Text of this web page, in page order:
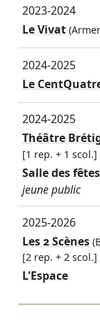
2023-2024
Le Vivat
2024-2025
Le
2024-2025
Théâtre
[1 rep. + 1 scol.]
Salle des
jeune public
2025-2026
Les 2 Scènes
[2 rep. + 2 scol.]
L'Espace